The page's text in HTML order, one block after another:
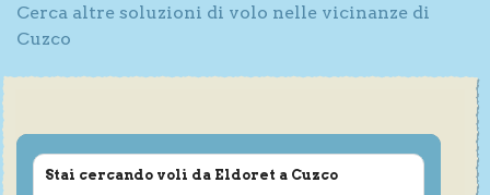
Cerca altre soluzioni di volo nelle vicinanze di
Cuzco
Stai cercando voli da Eldoret a Cuzco